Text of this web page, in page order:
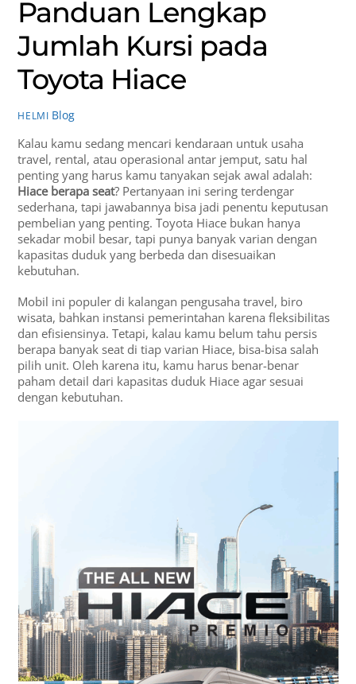
Panduan Lengkap
Jumlah Kursi pada
Toyota Hiace
HELMI Blog
Kalau kamu sedang mencari kendaraan untuk usaha
travel, rental, atau operasional antar jemput, satu hal
penting yang harus kamu tanyakan sejak awal adalah:
Hiace berapa seat? Pertanyaan ini sering terdengar
sederhana, tapi jawabannya bisa jadi penentu keputusan
pembelian yang penting. Toyota Hiace bukan hanya
sekadar mobil besar, tapi punya banyak varian dengan
kapasitas duduk yang berbeda dan disesuaikan
kebutuhan.
Mobil ini populer di kalangan pengusaha travel, biro
wisata, bahkan instansi pemerintahan karena fleksibilitas
dan efisiensinya. Tetapi, kalau kamu belum tahu persis
berapa banyak seat di tiap varian Hiace, bisa-bisa salah
pilih unit. Oleh karena itu, kamu harus benar-benar
paham detail dari kapasitas duduk Hiace agar sesuai
dengan kebutuhan.